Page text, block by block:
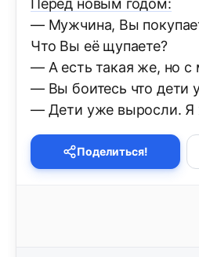
Перед новым годом:
— Мужчина, Вы
Что Вы её щупаете?
— А есть такая же, но с
— Вы боитесь что дети
— Дети уже выросли. Я
Поделиться!